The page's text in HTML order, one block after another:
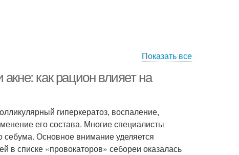
Показать все
как рацион влияет на
гиперкератоз, воспаление,
его состава. Многие специалисты
Основное внимание уделяется
в списке «провокаторов» себореи оказалась